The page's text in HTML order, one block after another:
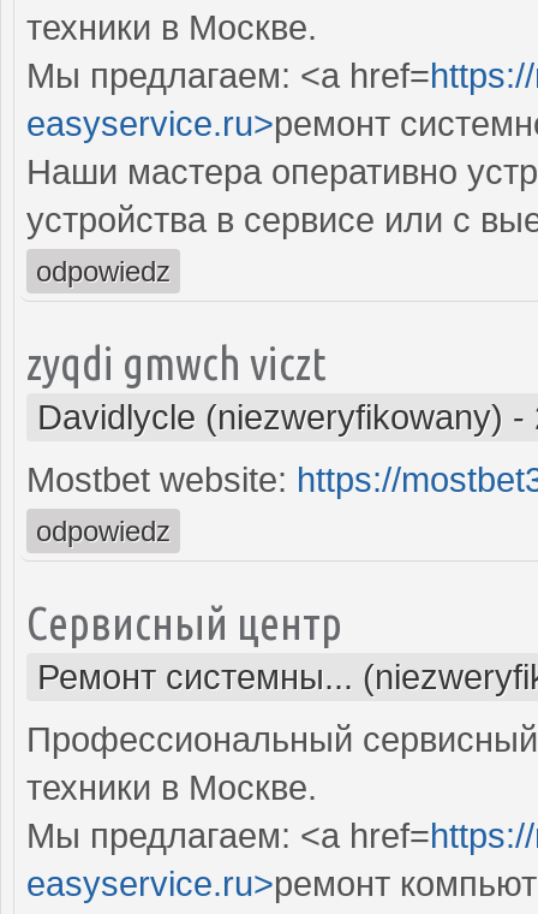
техники в Москве.
Мы предлагаем: <a href=
easyservice.ru>ремонт
Наши мастера оперативно
устройства в сервисе или с
odpowiedz
zyqdi gmwch viczt
Davidlycle (niezweryfikowany) -
Mostbet website: https://
odpowiedz
Сервисный центр
Ремонт системны...
Профессиональный
техники в Москве.
Мы предлагаем: <a href=
easyservice.ru>ремонт